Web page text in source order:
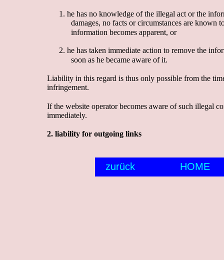
1. he has no knowledge of the illegal act or the infor
damages, no facts or circumstances are known
information becomes apparent, or
2. he has taken immediate action to remove the infor
soon as he became aware of it.
Liability in this regard is thus only possible from the
infringement.
If the website operator becomes aware of such illegal
immediately.
2. liability for outgoing links
zurück HOME